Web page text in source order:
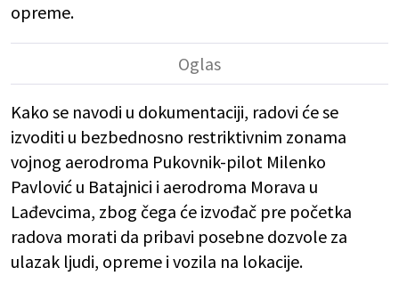
opreme.
Kako se navodi u dokumentaciji, radovi će se
izvoditi u bezbednosno restriktivnim zonama
vojnog aerodroma Pukovnik-pilot Milenko
Pavlović u Batajnici i aerodroma Morava u
Lađevcima, zbog čega će izvođač pre početka
radova morati da pribavi posebne dozvole za
ulazak ljudi, opreme i vozila na lokacije.